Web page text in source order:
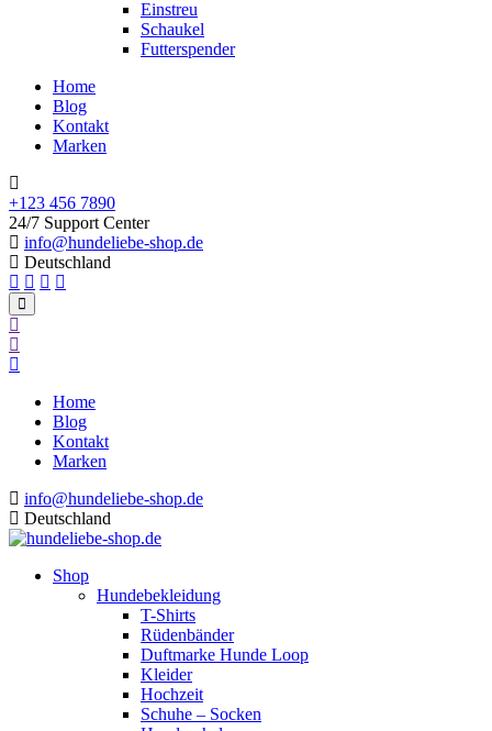
Einstreu
Schaukel
Futterspender
Home
Blog
Kontakt
Marken
+123 456 7890
24/7 Support Center
info@hundeliebe-shop.de
Deutschland
Home
Blog
Kontakt
Marken
info@hundeliebe-shop.de
Deutschland
Shop
Hundebekleidung
T-Shirts
Rüdenbänder
Duftmarke Hunde Loop
Kleider
Hochzeit
Schuhe – Socken